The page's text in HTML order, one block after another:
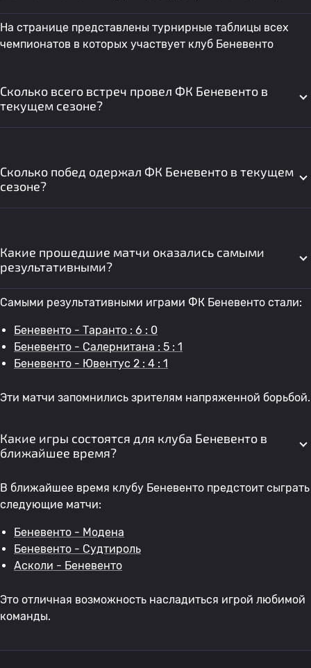
На странице представлены турнирные таблицы всех
чемпионатов в которых участвует клуб Беневенто
Сколько всего встреч провел ФК Беневенто в
текущем сезоне?
Сколько побед одержал ФК Беневенто в текущем
сезоне?
Какие прошедшие матчи оказались самыми
результативными?
Самыми результативными играми ФК Беневенто стали:
Беневенто - Таранто : 6 : 0
Беневенто - Салернитана : 5 : 1
Беневенто - Ювентус 2 : 4 : 1
Эти матчи запомнились зрителям напряженной борьбой.
Какие игры состоятся для клуба Беневенто в
ближайшее время?
В ближайшее время клубу Беневенто предстоит сыграть
следующие матчи:
Беневенто - Модена
Беневенто - Судтироль
Асколи - Беневенто
Это отличная возможность насладиться игрой любимой
команды.